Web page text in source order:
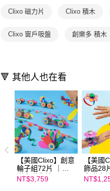
Clixo 磁力片 Clixo 積木
Clixo 窗戶吸盤 創樂多 積木
🔻 其他人也在看
【美國Clixo】創意
輪子組72片 ｜創
樂多磁力片
NT$3,759
【美國
飾品28
多磁力